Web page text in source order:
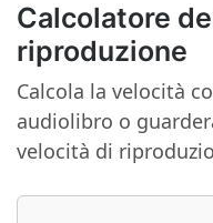
Calcolatore
riproduzione
Calcola la velocità
audiolibro o
velocità di